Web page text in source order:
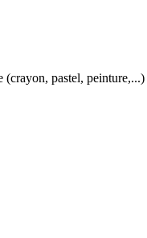
pastel,